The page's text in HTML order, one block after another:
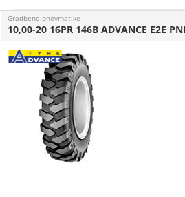
Gradbene pnevmatike
10,00-20 16PR 146B ADVANCE E2E